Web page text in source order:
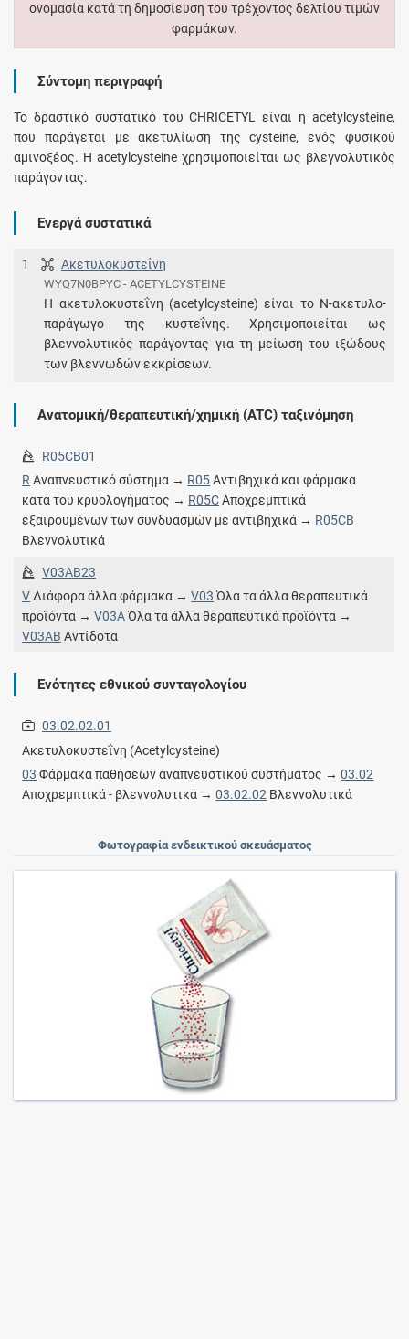
ονομασία κατά τη δημοσίευση του τρέχοντος δελτίου τιμών
φαρμάκων.
Σύντομη περιγραφή
To δραστικό συστατικό του CHRICETYL είναι η acetylcysteine,
που παράγεται με ακετυλίωση της cysteine, ενός φυσικού
αμινοξέος. Η acetylcysteine χρησιμοποιείται ως βλεγνολυτικός
παράγοντας.
Ενεργά συστατικά
1 Ακετυλοκυστεΐνη
WYQ7N0BPYC - ACETYLCYSTEINE
Η ακετυλοκυστεΐνη (acetylcysteine) είναι το Ν-ακετυλο-
παράγωγο της κυστεΐνης. Χρησιμοποιείται ως
βλεννολυτικός παράγοντας για τη μείωση του ιξώδους
των βλεννωδών εκκρίσεων.
Ανατομική/θεραπευτική/χημική (ATC) ταξινόμηση
R05CB01
RΑναπνευστικό σύστημα → R05Αντιβηχικά και φάρμακα
κατά του κρυολογήματος → R05CΑποχρεμπτικά
εξαιρουμένων των συνδυασμών με αντιβηχικά → R05CB
Βλεννολυτικά
V03AB23
VΔιάφορα άλλα φάρμακα →V03 Όλα τα άλλα θεραπευτικά
προϊόντα →V03AΌλα τα άλλα θεραπευτικά προϊόντα →
V03AB Αντίδοτα
Ενότητες εθνικού συνταγολογίου
03.02.02.01
Ακετυλοκυστεΐνη (Acetylcysteine)
03 Φάρμακα παθήσεων αναπνευστικού συστήματος →03.02
Αποχρεμπτικά - βλεννολυτικά →03.02.02 Βλεννολυτικά
Φωτογραφία ενδεικτικού σκευάσματος